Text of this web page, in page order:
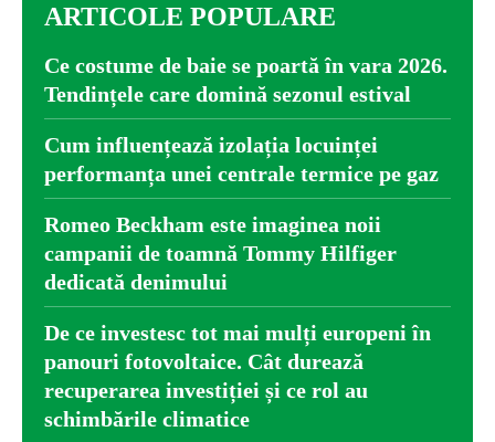
ARTICOLE POPULARE
Ce costume de baie se poartă în vara 2026.
Tendințele care domină sezonul estival
Cum influențează izolația locuinței
performanța unei centrale termice pe gaz
Romeo Beckham este imaginea noii
campanii de toamnă Tommy Hilfiger
dedicată denimului
De ce investesc tot mai mulți europeni în
panouri fotovoltaice. Cât durează
recuperarea investiției și ce rol au
schimbările climatice